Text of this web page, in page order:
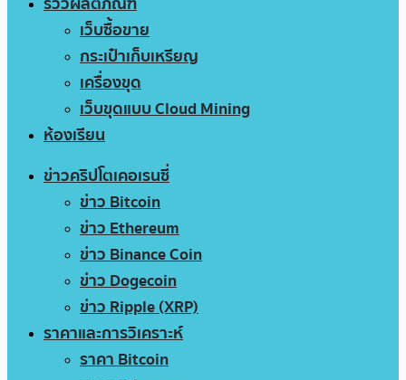
เว็บซื้อขาย
กระเป๋าเก็บเหรียญ
เครื่องขุด
เว็บขุดแบบ Cloud Mining
ห้องเรียน
ข่าวคริปโตเคอเรนซี่
ข่าว Bitcoin
ข่าว Ethereum
ข่าว Binance Coin
ข่าว Dogecoin
ข่าว Ripple (XRP)
ราคาและการวิเคราะห์
ราคา Bitcoin